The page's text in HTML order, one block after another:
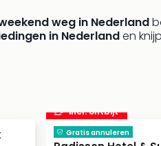
weg in Nederland
in Nederlanden
incl. ontbijt
Gratis annuleren